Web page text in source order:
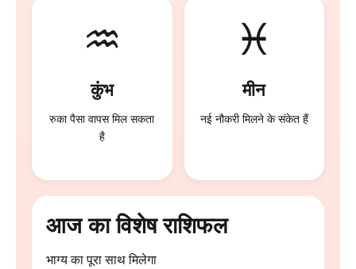
♒
कुंभ
रुका पैसा वापस मिल सकता
है
♓
मीन
नई नौकरी मिलने के संकेत हैं
आज का विशेष राशिफल
भाग्य का पूरा साथ मिलेगा